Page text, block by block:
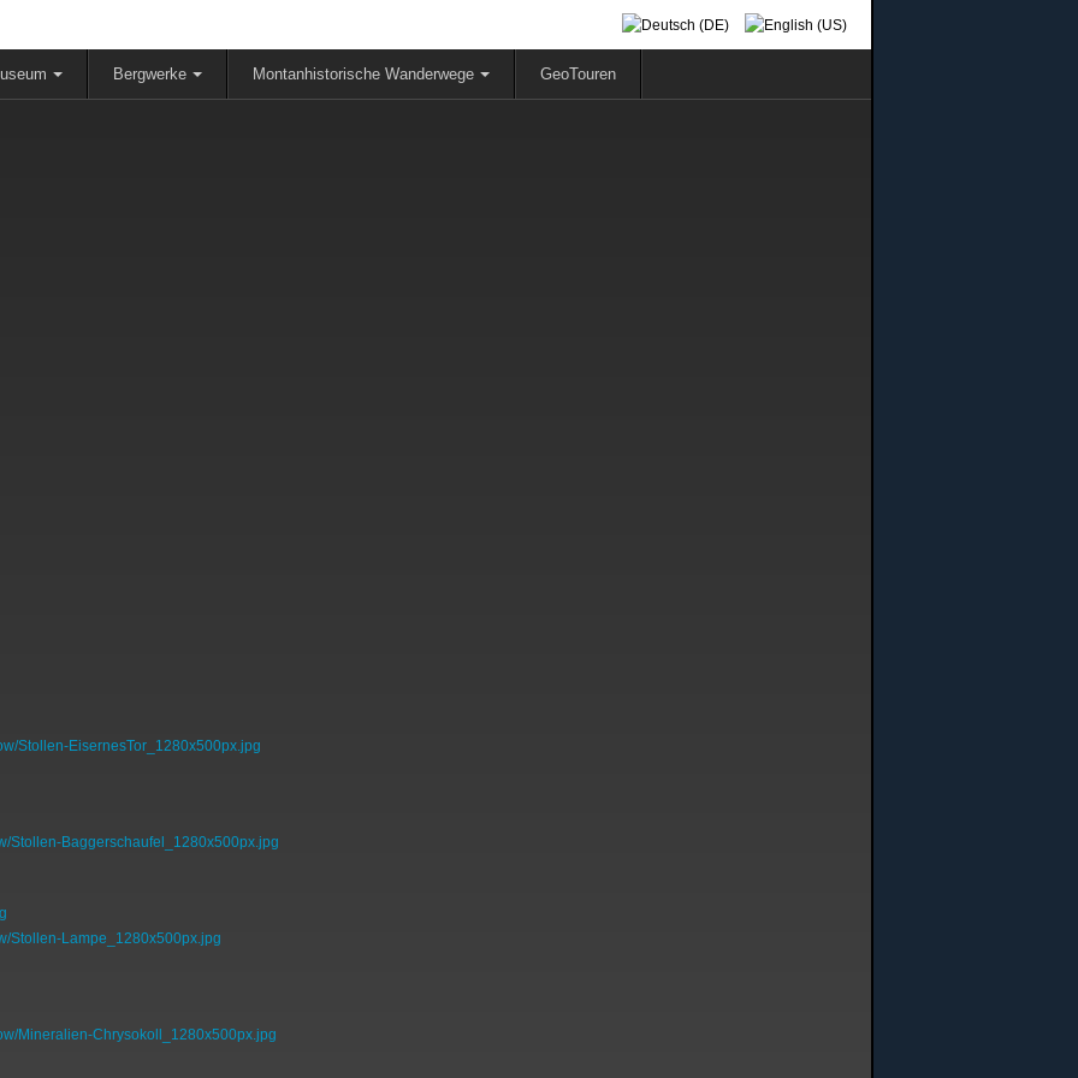
Bergwerke Montanhistorische Wanderwege GeoTouren
Stollen-EisernesTor_1280x500px.jpg
Stollen-Baggerschaufel_1280x500px.jpg
Stollen-Lampe_1280x500px.jpg
Mineralien-Chrysokoll_1280x500px.jpg